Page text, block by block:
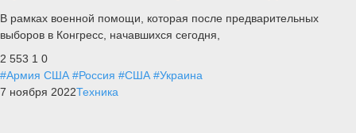
В рамках военной помощи, которая после предварительных
выборов в Конгресс, начавшихся сегодня,
2 553 1 0
#Армия США #Россия #США #Украина
7 ноября 2022Техника